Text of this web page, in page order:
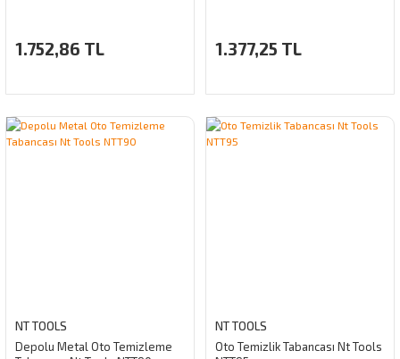
1.752,86 TL 1.377,25 TL
NT TOOLS
Depolu Metal Oto Temizleme
NT TOOLS
Oto Temizlik Tabancası Nt Tools